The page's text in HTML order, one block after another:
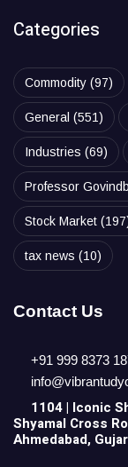
Categories
Commodity (97)
General (551)
Industries (69)
Professor
Stock Market
tax news (10)
Contact Us
+91 999 8373
1104 | Iconic
Shyamal Cross
Ahmedabad,